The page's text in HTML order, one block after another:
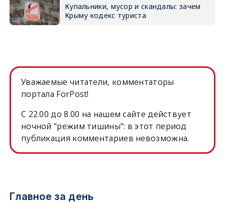
Купальники, мусор и скандалы: зачем
Крыму кодекс туриста
Уважаемые читатели, комментаторы
портала ForPost!
C 22.00 до 8.00 на нашем сайте действует
ночной "режим тишины": в этот период
публикация комментариев невозможна.
Главное за день